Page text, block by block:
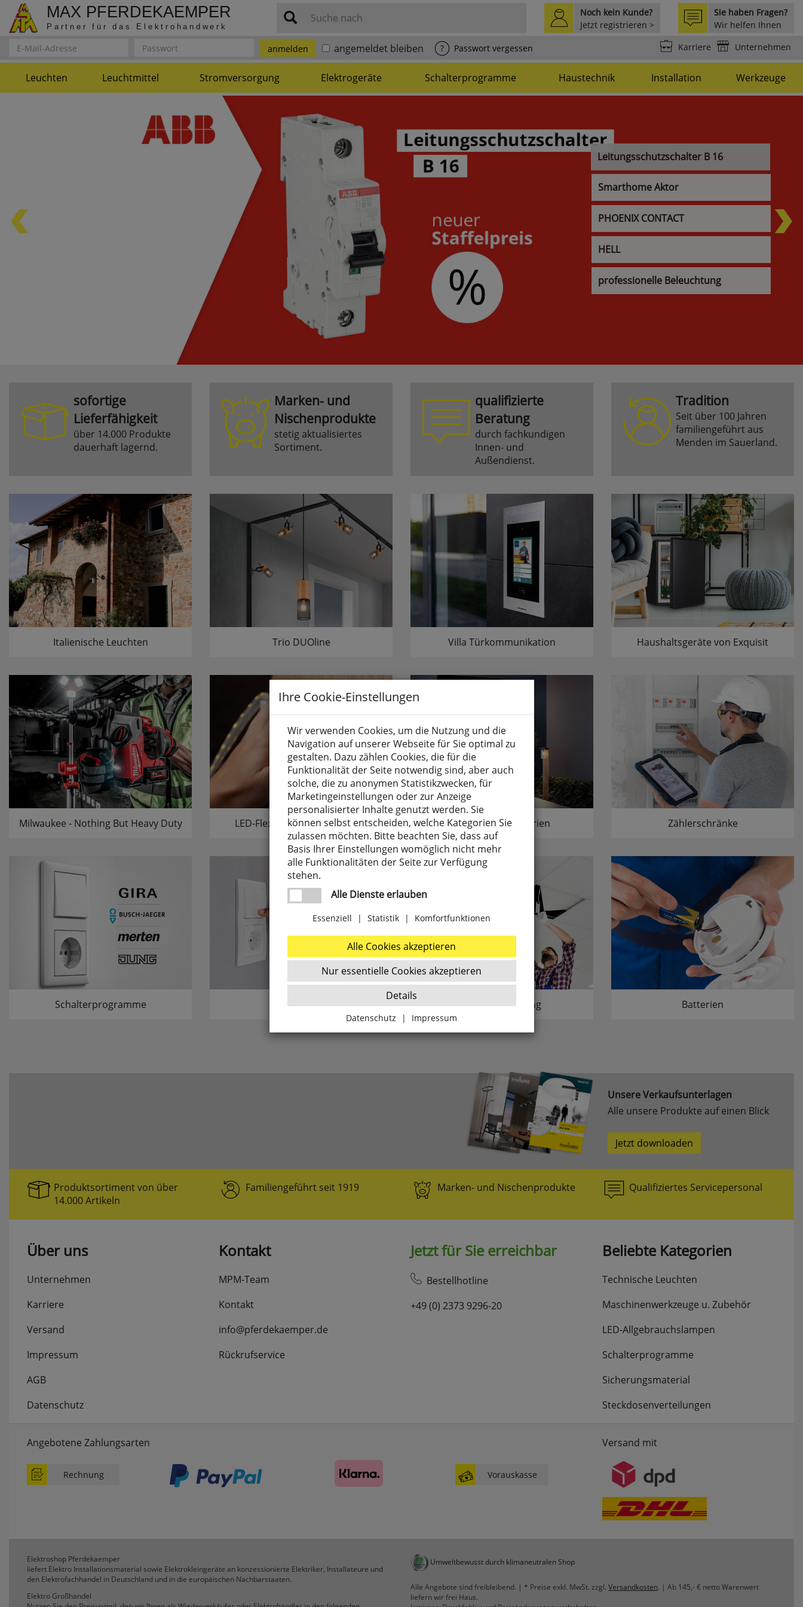
MAX PFERDEKAEMPER
Partner für das Elektrohandwerk
Suche nach
Sie haben Fragen?
Wir helfen Ihnen
Noch kein Kunde?
Jetzt registrieren >
anmelden
angemeldet bleiben ? Passwort vergessen Unternehmen
Karriere
Leuchten Leuchtmittel Stromversorgung Elektrogeräte Schalterprogramme Haustechnik Installation Werkzeuge
Leitungsschutzschalter B 16
Smarthome Aktor
PHOENIX CONTACT
HELL
professionelle Beleuchtung
sofortige
Lieferfähigkeit
über 14.000 Produkte
dauerhaft lagernd.
Marken- und
Nischenprodukte
stetig aktualisiertes
Sortiment.
qualifizierte
Beratung
durch fachkundigen
Innen- und
Außendienst.
Tradition
Seit über 100 Jahren
familiengeführt aus
Menden im Sauerland.
Italienische Leuchten Trio DUOline Villa Türkommunikation Haushaltsgeräte von Exquisit
Milwaukee - Nothing But Heavy Duty LED-Flexstreifen Konfigurator Außenleuchtenserien Zählerschränke
Schalterprogramme Efapel Bürobeleuchtung Batterien
Ihre Cookie-Einstellungen
Wir verwenden Cookies, um die Nutzung und die
Navigation auf unserer Webseite für Sie optimal zu
gestalten. Dazu zählen Cookies, die für die
Funktionalität der Seite notwendig sind, aber auch
solche, die zu anonymen Statistikzwecken, für
Marketingeinstellungen oder zur Anzeige
personalisierter Inhalte genutzt werden. Sie
können selbst entscheiden, welche Kategorien Sie
zulassen möchten. Bitte beachten Sie, dass auf
Basis Ihrer Einstellungen womöglich nicht mehr
alle Funktionalitäten der Seite zur Verfügung
stehen.
Alle Dienste erlauben
Essenziell | Statistik | Komfortfunktionen
Alle Cookies akzeptieren
Nur essentielle Cookies akzeptieren
Details
Datenschutz | Impressum
Zurück
Diese Cookies sind essenziell für die Funktion des
websale_useragreement_optin_referercookie
websale_useragreement_optin_google_tag_manager
websale_useragreement_optin_searchinput_cookie
websale_useragreement_optin_userlike_chat
Diese Cookies speichern die Cookie-Einstellungen
www.pferdekaemper.de ausgewählt wurden.
Dieses Cookie speichert die Artikel im Warenkorb.
FactFinder Tracking
ws_pferdekaemper_01-aa_welcome_cookie
Sie diese beim Betreten des Shops nicht erneut
eingeben müssen.
Unsere Verkaufsunterlagen
Alle unsere Produkte auf einen Blick
Jetzt downloaden
Produktsortiment von über
14.000 Artikeln
Familiengeführt seit 1919 Marken- und Nischenprodukte Qualifiziertes Servicepersonal
Kontakt
MPM-Team
Kontakt
info@pferdekaemper.de
Rückrufservice
Jetzt für Sie erreichbar
Bestellhotline
+49 (0) 2373 9296-20
Beliebte Kategorien
Technische Leuchten
Maschinenwerkzeuge u. Zubehör
LED-Allgebrauchslampen
Schalterprogramme
Sicherungsmaterial
Steckdosenverteilungen
Über uns
Unternehmen
Karriere
Versand
Impressum
AGB
Datenschutz
Angebotene Zahlungsarten
Rechnung Vorauskasse
Versand mit
Elektroshop Pferdekaemper
liefert Elektro Installationsmaterial sowie Elektrokleingeräte an konzessionierte Elektriker, Installateure und
den Elektrofachhandel in Deutschland und in die europäischen Nachbarstaaten.
Elektro Großhandel
Umweltbewusst durch klimaneutralen Shop
Alle Angebote sind freibleibend. | * Preise exkl. MwSt. zzgl. Versandkosten. | Ab 145,- € netto Warenwert
liefern wir frei Haus.